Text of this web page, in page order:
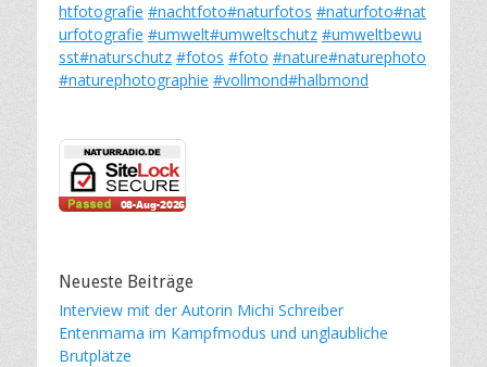
htfotografie #nachtfoto#naturfotos #naturfoto#nat
urfotografie #umwelt#umweltschutz #umweltbewu
sst#naturschutz #fotos #foto #nature#naturephoto
#naturephotographie #vollmond#halbmond
Neueste Beiträge
Interview mit der Autorin Michi Schreiber
Entenmama im Kampfmodus und unglaubliche
Brutplätze